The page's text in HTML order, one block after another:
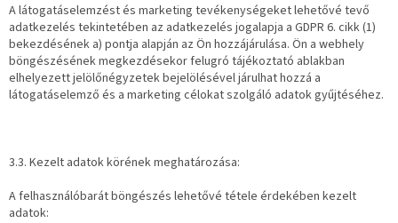
A látogatáselemzést és marketing tevékenységeket lehetővé tevő
adatkezelés tekintetében az adatkezelés jogalapja a GDPR 6. cikk (1)
bekezdésének a) pontja alapján az Ön hozzájárulása. Ön a webhely
böngészésének megkezdésekor felugró tájékoztató ablakban
elhelyezett jelölőnégyzetek bejelölésével járulhat hozzá a
látogatáselemző és a marketing célokat szolgáló adatok gyűjtéséhez.
3.3. Kezelt adatok körének meghatározása:
A felhasználóbarát böngészés lehetővé tétele érdekében kezelt
adatok: